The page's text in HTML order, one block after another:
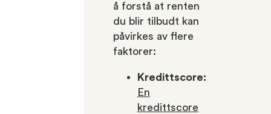
å forstå at renten
du blir tilbudt kan
påvirkes av flere
faktorer:
Kredittscore:
En
kredittscore